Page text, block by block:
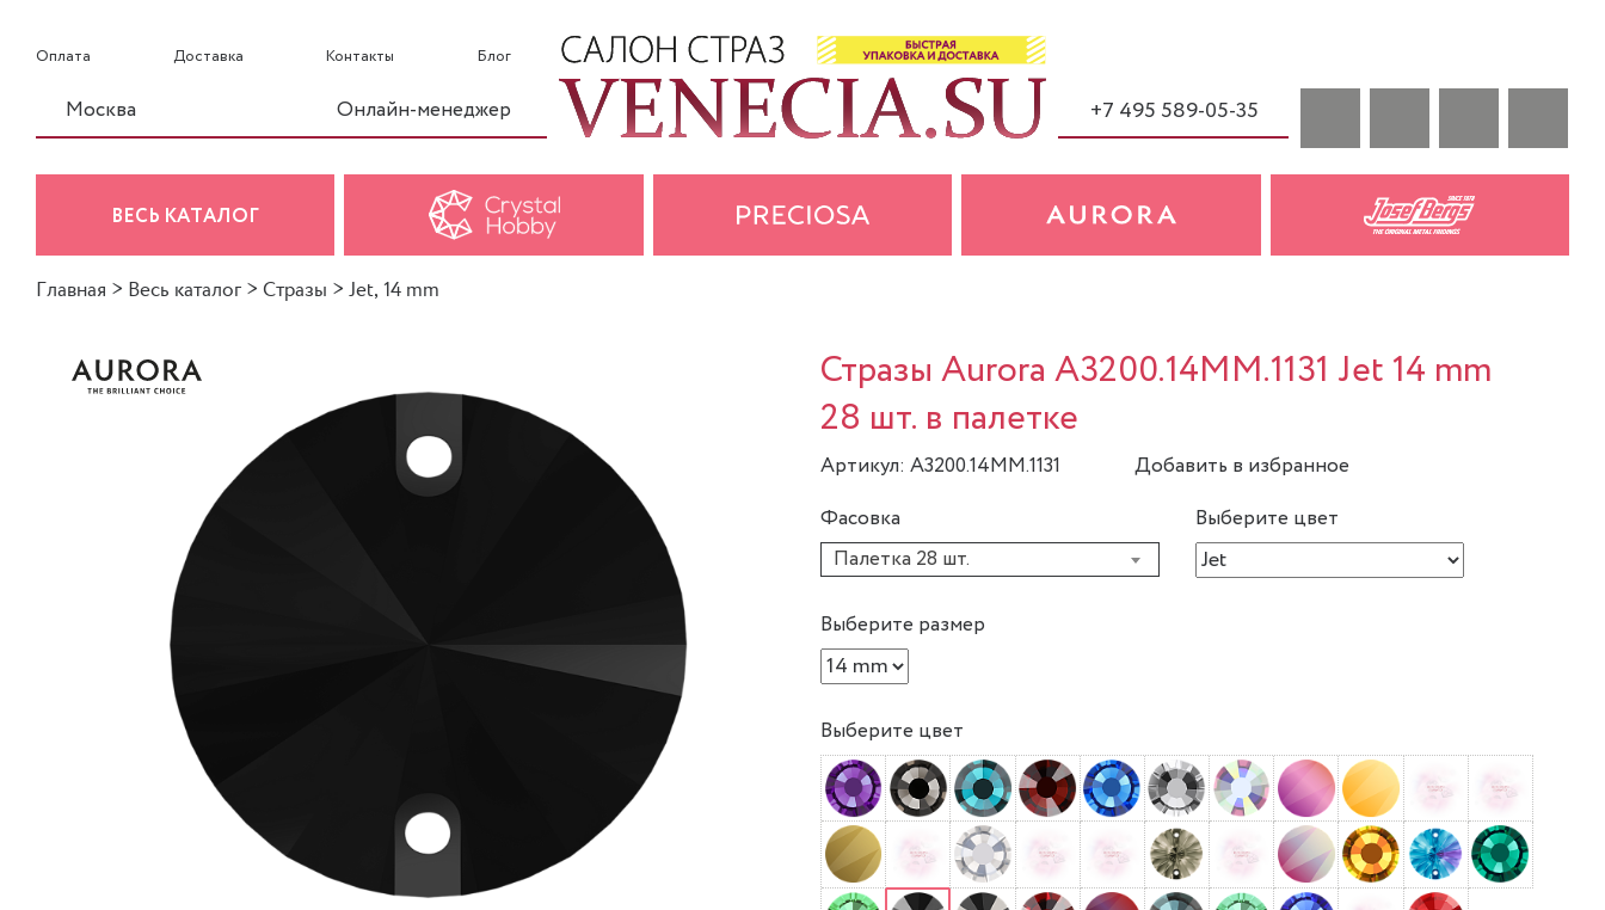
Оплата Доставка Контакты Блог
Москва Онлайн-менеджер +7 495 589-05-35
ВЕСЬ КАТАЛОГ
Главная > Весь каталог > Стразы > Jet, 14 mm
Стразы Aurora A3200.14MM.1131 Jet 14 mm
28 шт. в палетке
Артикул: A3200.14MM.1131
Добавить в избранное
Фасовка
Палетка 28 шт.
Выберите цвет
Выберите размер
Выберите цвет